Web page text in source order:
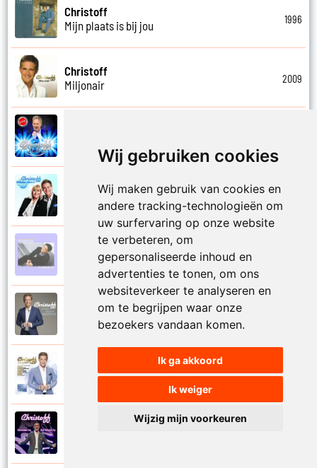
Wij gebruiken cookies
Wij maken gebruik van cookies en
andere tracking-technologieën om
uw surfervaring op onze website
te verbeteren, om
gepersonaliseerde inhoud en
advertenties te tonen, om ons
websiteverkeer te analyseren en
om te begrijpen waar onze
bezoekers vandaan komen.
Ik ga akkoord
Ik weiger
Wijzig mijn voorkeuren
Christoff
Mijn plaats is bij jou
1996
Christoff
Miljonair
2009
Christoff en Willeke Alberti
Niemand laat zijn eigen kind alleen
Christoff
Niets is voor niets
Christoff
Ogen weer geopend
Christoff en Florian Silbereisen
Omdat ie zo mooi is